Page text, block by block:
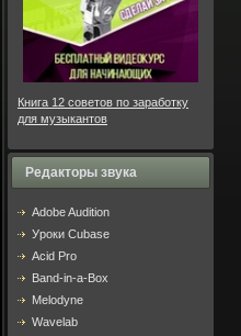
Книга 12 советов по заработку
для музыкантов
Редакторы звука
Adobe Audition
Уроки Cubase
Acid Pro
Band-in-a-Box
Melodyne
Wavelab